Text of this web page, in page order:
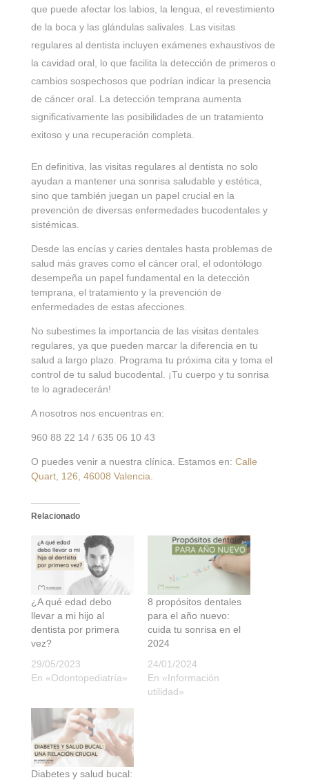
que puede afectar los labios, la lengua, el revestimiento
de la boca y las glándulas salivales. Las visitas
regulares al dentista incluyen exámenes exhaustivos de
la cavidad oral, lo que facilita la detección de primeros o
cambios sospechosos que podrían indicar la presencia
de cáncer oral. La detección temprana aumenta
significativamente las posibilidades de un tratamiento
exitoso y una recuperación completa.
En definitiva, las visitas regulares al dentista no solo
ayudan a mantener una sonrisa saludable y estética,
sino que también juegan un papel crucial en la
prevención de diversas enfermedades bucodentales y
sistémicas.
Desde las encías y caries dentales hasta problemas de
salud más graves como el cáncer oral, el odontólogo
desempeña un papel fundamental en la detección
temprana, el tratamiento y la prevención de
enfermedades de estas afecciones.
No subestimes la importancia de las visitas dentales
regulares, ya que pueden marcar la diferencia en tu
salud a largo plazo. Programa tu próxima cita y toma el
control de tu salud bucodental. ¡Tu cuerpo y tu sonrisa
te lo agradecerán!
A nosotros nos encuentras en:
960 88 22 14 / 635 06 10 43
O puedes venir a nuestra clínica. Estamos en: Calle
Quart, 126, 46008 Valencia.
Relacionado
¿A qué edad debo
llevar a mi hijo al
dentista por primera
vez?
29/05/2023
En «Odontopediatría»
8 propósitos dentales
para el año nuevo:
cuida tu sonrisa en el
2024
24/01/2024
En «Información
utilidad»
Diabetes y salud bucal: